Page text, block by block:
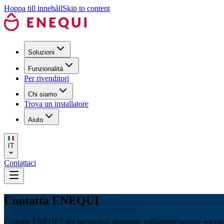
Hoppa till innehållSkip to content
Soluzioni
Funzionalità
Per rivenditori
Chi siamo
Trova un installatore
Aiuto
IT
Contattaci
Contatta ENEQUI
Contatta ENEQUI per preventivi, domande sull'ottimizzazione